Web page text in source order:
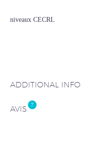
niveaux CECRL
ADDITIONAL INFO
AVIS 7